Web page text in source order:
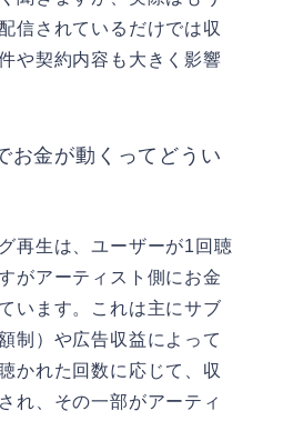
信されているだけでは収
や契約内容も大きく影響
お金が動くってどうい
再生は、ユーザーが1回聴
がアーティスト側にお金
います。これは主にサブ
制）や広告収益によって
かれた回数に応じて、収
れ、その一部がアーティ